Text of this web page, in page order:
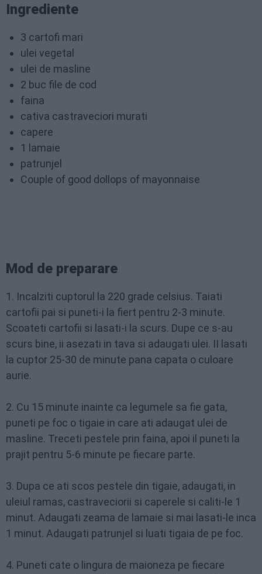
Ingrediente
3 cartofi mari
ulei vegetal
ulei de masline
2 buc file de cod
faina
cativa castraveciori murati
capere
1 lamaie
patrunjel
Couple of good dollops of mayonnaise
Mod de preparare
1. Incalziti cuptorul la 220 grade celsius. Taiati
cartofii pai si puneti-i la fiert pentru 2-3 minute.
Scoateti cartofii si lasati-i la scurs. Dupe ce s-au
scurs bine, ii asezati in tava si adaugati ulei. II lasati
la cuptor 25-30 de minute pana capata o culoare
aurie.
2. Cu 15 minute inainte ca legumele sa fie gata,
puneti pe foc o tigaie in care ati adaugat ulei de
masline. Treceti pestele prin faina, apoi il puneti la
prajit pentru 5-6 minute pe fiecare parte.
3. Dupa ce ati scos pestele din tigaie, adaugati, in
uleiul ramas, castraveciorii si caperele si caliti-le 1
minut. Adaugati zeama de lamaie si mai lasati-le inca
1 minut. Adaugati patrunjel si luati tigaia de pe foc.
4. Puneti cate o lingura de maioneza pe fiecare